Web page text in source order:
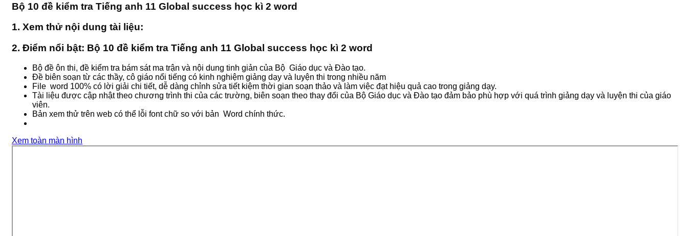
Bộ 10 đề kiểm tra Tiếng anh 11 Global success học kì 2 word
1. Xem thử nội dung tài liệu:
2. Điểm nổi bật: Bộ 10 đề kiểm tra Tiếng anh 11 Global success học kì 2 word
Bộ đề ôn thi, đề kiểm tra bám sát ma trận và nội dung tinh giản của Bộ Giáo dục và Đào tạo.
Đề biên soạn từ các thầy, cô giáo nổi tiếng có kinh nghiệm giảng dạy và luyện thi trong nhiều năm
File word 100% có lời giải chi tiết, dễ dàng chỉnh sửa tiết kiệm thời gian soạn thảo và làm việc đạt hiệu quả cao trong giảng dạy.
Tài liệu được cập nhật theo chương trình thi của các trường, biên soạn theo thay đổi của Bộ Giáo dục và Đào tạo đảm bảo phù hợp với quá trình giảng dạy và luyện thi của giáo
viên.
Bản xem thử trên web có thể lỗi font chữ so với bản Word chính thức.
Xem toàn màn hình
Skip